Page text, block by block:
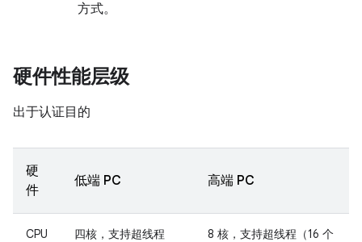
方式。
硬件性能层级
出于认证目的
硬
件
低端 PC 高端 PC
CPU
四核，支持超线程
8 核，支持超线程（16 个